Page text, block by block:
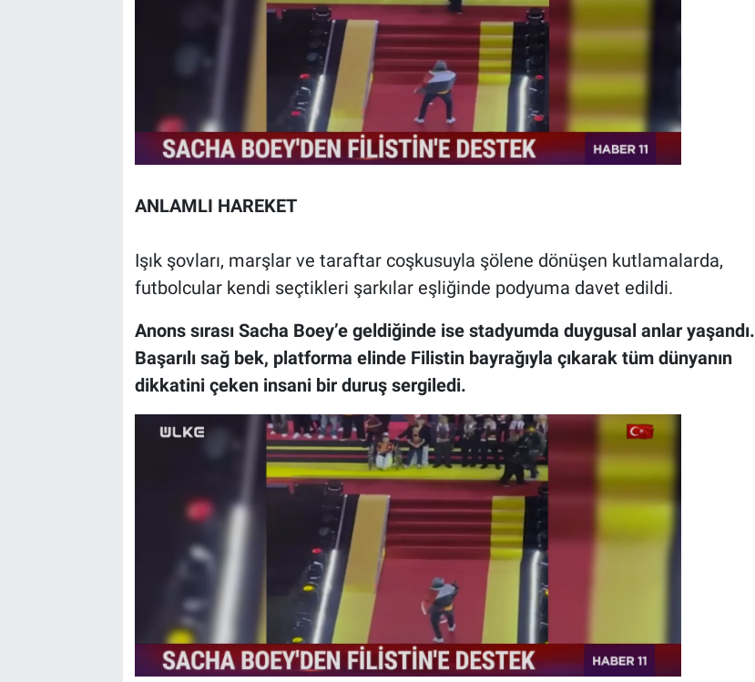
ANLAMLI HAREKET
Işık şovları, marşlar ve taraftar coşkusuyla şölene dönüşen kutlamalarda,
futbolcular kendi seçtikleri şarkılar eşliğinde podyuma davet edildi.
Anons sırası Sacha Boey’e geldiğinde ise stadyumda duygusal anlar yaşandı.
Başarılı sağ bek, platforma elinde Filistin bayrağıyla çıkarak tüm dünyanın
dikkatini çeken insani bir duruş sergiledi.